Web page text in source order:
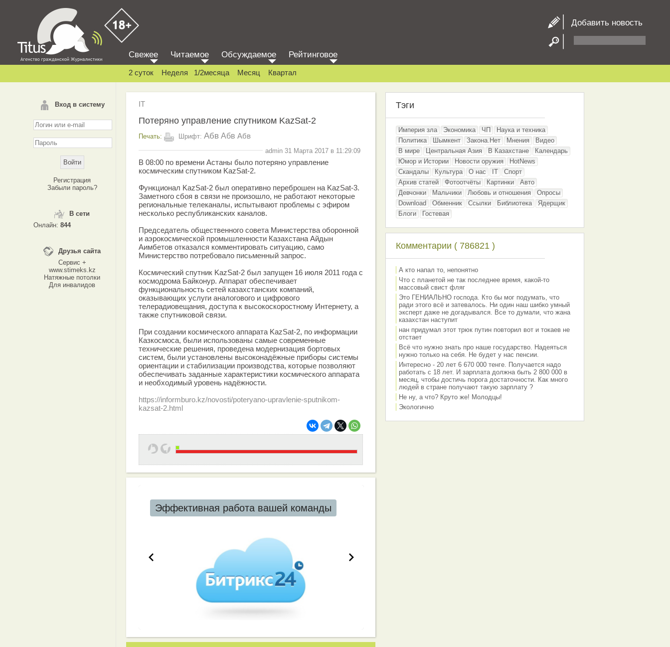
Добавить новость
Вход в систему
Регистрация
Забыли пароль?
В сети
Онлайн: 844
Друзья сайта
Сервис +
www.stimeks.kz
Натяжные потолки
Для инвалидов
Свежее Читаемое Обсуждаемое Рейтинговое
2 суток Неделя 1/2месяца Месяц Квартал
IT
Потеряно управление спутником KazSat-2
Печать: Шрифт: Абв Абв Абв
admin 31 Марта 2017 в 11:29:09
В 08:00 по времени Астаны было потеряно управление
космическим спутником KazSat-2.
Функционал KazSat-2 был оперативно переброшен на KazSat-3.
Заметного сбоя в связи не произошло, не работают некоторые
региональные телеканалы, испытывают проблемы с эфиром
несколько республиканских каналов.
Председатель общественного совета Министерства оборонной
и аэрокосмической промышленности Казахстана Айдын
Аимбетов отказался комментировать ситуацию, само
Министерство потребовало письменный запрос.
Космический спутник KazSat-2 был запущен 16 июля 2011 года с
космодрома Байконур. Аппарат обеспечивает
функциональность сетей казахстанских компаний,
оказывающих услуги аналогового и цифрового
телерадиовещания, доступа к высокоскоростному Интернету, а
также спутниковой связи.
При создании космического аппарата KazSat-2, по информации
Казкосмоса, были использованы самые современные
технические решения, проведена модернизация бортовых
систем, были установлены высоконадёжные приборы системы
ориентации и стабилизации производства, которые позволяют
обеспечивать заданные характеристики космического аппарата
и необходимый уровень надёжности.
https://informburo.kz/novosti/poteryano-upravlenie-sputnikom-
kazsat-2.html
Эффективная работа вашей команды
Тэги
Империя зла Экономика ЧП
Наука и техника
Политика
Шымкент Закона.Нет Мнения
Видео
В мире
Центральная Азия В Казахстане
Календарь
Юмор и Истории
Новости оружия
HotNews
Скандалы
Культура О нас IT
Спорт
Архив статей
Фотоотчёты Картинки
Авто
Девчонки
Мальчики Любовь и отношения
Опросы
Download
Обменник Ссылки Библиотека
Ядерщик
Блоги
Гостевая
Комментарии ( 786821 )
А кто напал то, непонятно
Что с планетой не так последнее время, какой-то
массовый свист фляг
Это ГЕНИАЛЬНО господа. Кто бы мог подумать, что
ради этого всё и затевалось. Ни один наш шибко умный
эксперт даже не догадывался. Все то думали, что жана
казахстан наступит
нан придумал этот трюк путин повторил вот и токаев не
отстает
Всё что нужно знать про наше государство. Надеяться
нужно только на себя. Не будет у нас пенсии.
Интересно - 20 лет 6 670 000 тенге. Получается надо
работать с 18 лет. И зарплата должна быть 2 800 000 в
месяц, чтобы достичь порога достаточности. Как много
людей в стране получают такую зарплату ?
Не ну, а что? Круто же! Молодцы!
Экологично